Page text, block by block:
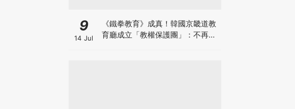
9
14 Jul
《鐵拳教育》成真！韓國京畿道教
育廳成立「教權保護團」：不再讓